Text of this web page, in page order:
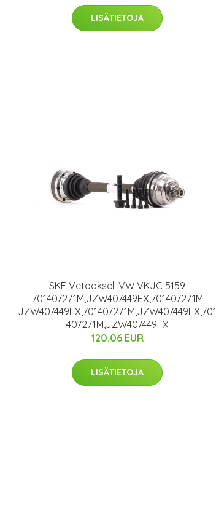
LISÄTIETOJA
SKF Vetoakseli VW VKJC 5159
701407271M,JZW407449FX,701407271M
JZW407449FX,701407271M,JZW407449FX,701
407271M,JZW407449FX
120.06 EUR
LISÄTIETOJA